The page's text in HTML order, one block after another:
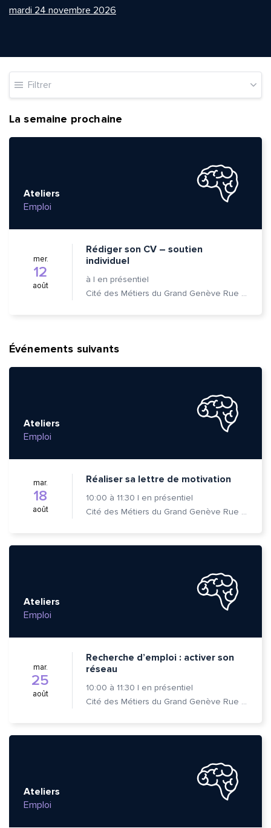
mardi 24 novembre 2026
Filtrer
La semaine prochaine
Ateliers
Emploi
mer.
12
août
Rédiger son CV – soutien
individuel
à | en présentiel
Cité des Métiers du Grand Genève Rue Prévost-Martin 6 1205 Genève
Événements suivants
Ateliers
Emploi
mar.
18
août
Réaliser sa lettre de motivation
10:00 à 11:30 | en présentiel
Cité des Métiers du Grand Genève Rue Prévost-Martin 6 1205 Genève
Ateliers
Emploi
mar.
25
août
Recherche d’emploi : activer son
réseau
10:00 à 11:30 | en présentiel
Cité des Métiers du Grand Genève Rue Prévost-Martin 6 1205 Genève
Ateliers
Emploi